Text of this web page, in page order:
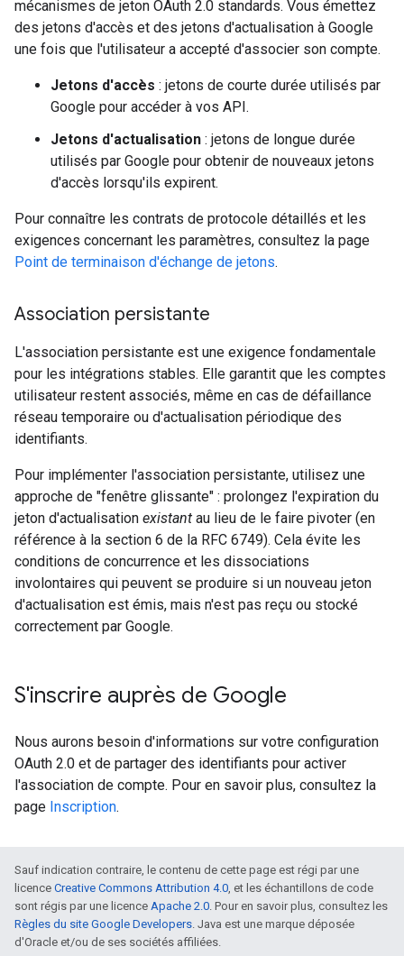
mécanismes de jeton OAuth 2.0 standards. Vous émettez
des jetons d'accès et des jetons d'actualisation à Google
une fois que l'utilisateur a accepté d'associer son compte.
Jetons d'accès : jetons de courte durée utilisés par
Google pour accéder à vos API.
Jetons d'actualisation : jetons de longue durée
utilisés par Google pour obtenir de nouveaux jetons
d'accès lorsqu'ils expirent.
Pour connaître les contrats de protocole détaillés et les
exigences concernant les paramètres, consultez la page
Point de terminaison d'échange de jetons.
Association persistante
L'association persistante est une exigence fondamentale
pour les intégrations stables. Elle garantit que les comptes
utilisateur restent associés, même en cas de défaillance
réseau temporaire ou d'actualisation périodique des
identifiants.
Pour implémenter l'association persistante, utilisez une
approche de "fenêtre glissante" : prolongez l'expiration du
jeton d'actualisation existant au lieu de le faire pivoter (en
référence à la section 6 de la RFC 6749). Cela évite les
conditions de concurrence et les dissociations
involontaires qui peuvent se produire si un nouveau jeton
d'actualisation est émis, mais n'est pas reçu ou stocké
correctement par Google.
S'inscrire auprès de Google
Nous aurons besoin d'informations sur votre configuration
OAuth 2.0 et de partager des identifiants pour activer
l'association de compte. Pour en savoir plus, consultez la
page Inscription.
Sauf indication contraire, le contenu de cette page est régi par une
licence Creative Commons Attribution 4.0, et les échantillons de code
sont régis par une licence Apache 2.0. Pour en savoir plus, consultez les
Règles du site Google Developers. Java est une marque déposée
d'Oracle et/ou de ses sociétés affiliées.